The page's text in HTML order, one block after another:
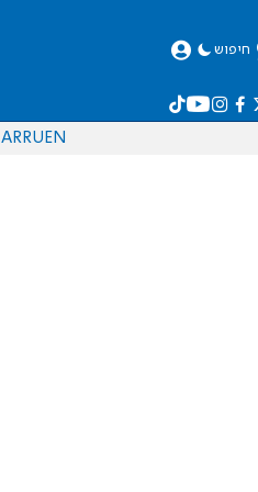
חיפוש
EN
RU
AR